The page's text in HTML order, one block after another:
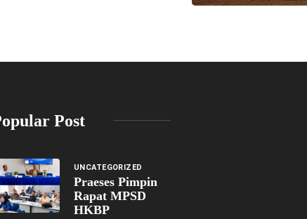
Post
UNCATEGORIZED
Praeses Pimpin
Rapat MPSD
HKBP